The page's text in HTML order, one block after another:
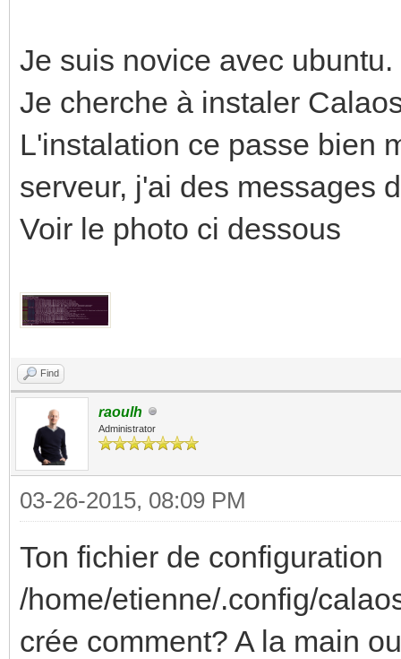
Je suis novice avec ubuntu.
Je cherche à instaler
L'instalation ce passe bien
serveur, j'ai des messages
Voir le photo ci dessous
Find
raoulh
Administrator
03-26-2015, 08:09 PM
Ton fichier de configuration
/home/etienne/.config/
crée comment? A la main